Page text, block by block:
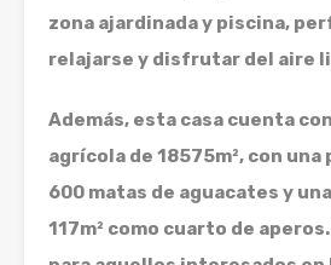
zona ajardinada y piscina,
relajarse y disfrutar del aire
Además, esta casa cuenta
agrícola de 18575m², con
600 matas de aguacates y
117m² como cuarto de